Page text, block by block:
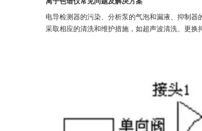
电导检测器的污染、分析泵的气泡和漏液、抑制
采取相应的清洗和维护措施，如超声波清洗、更换